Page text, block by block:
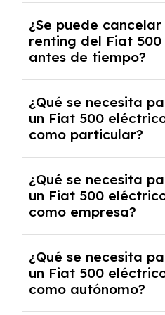
tendrás que pagar
salvo en casos que lo
debido al resultado del
económica.
¿Se puede
renting del Fiat
antes de tiempo?
pero puede haber
cancelación anticipada.
las condiciones del
experto que te asesore.
¿Qué se necesita
un Fiat 500
como particular?
y, en algunos casos,
crediticia y un pago
¿Qué se necesita
un Fiat 500
como empresa?
documentación
casos, un informe de
y un pago inicial.
¿Qué se necesita
un Fiat 500
como autónomo?